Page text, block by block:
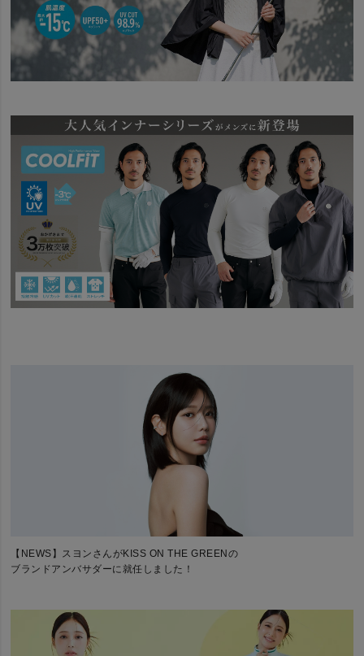
【NEWS】スヨンさんがKISS ON THE GREENの
ブランドアンバサダーに就任しました！